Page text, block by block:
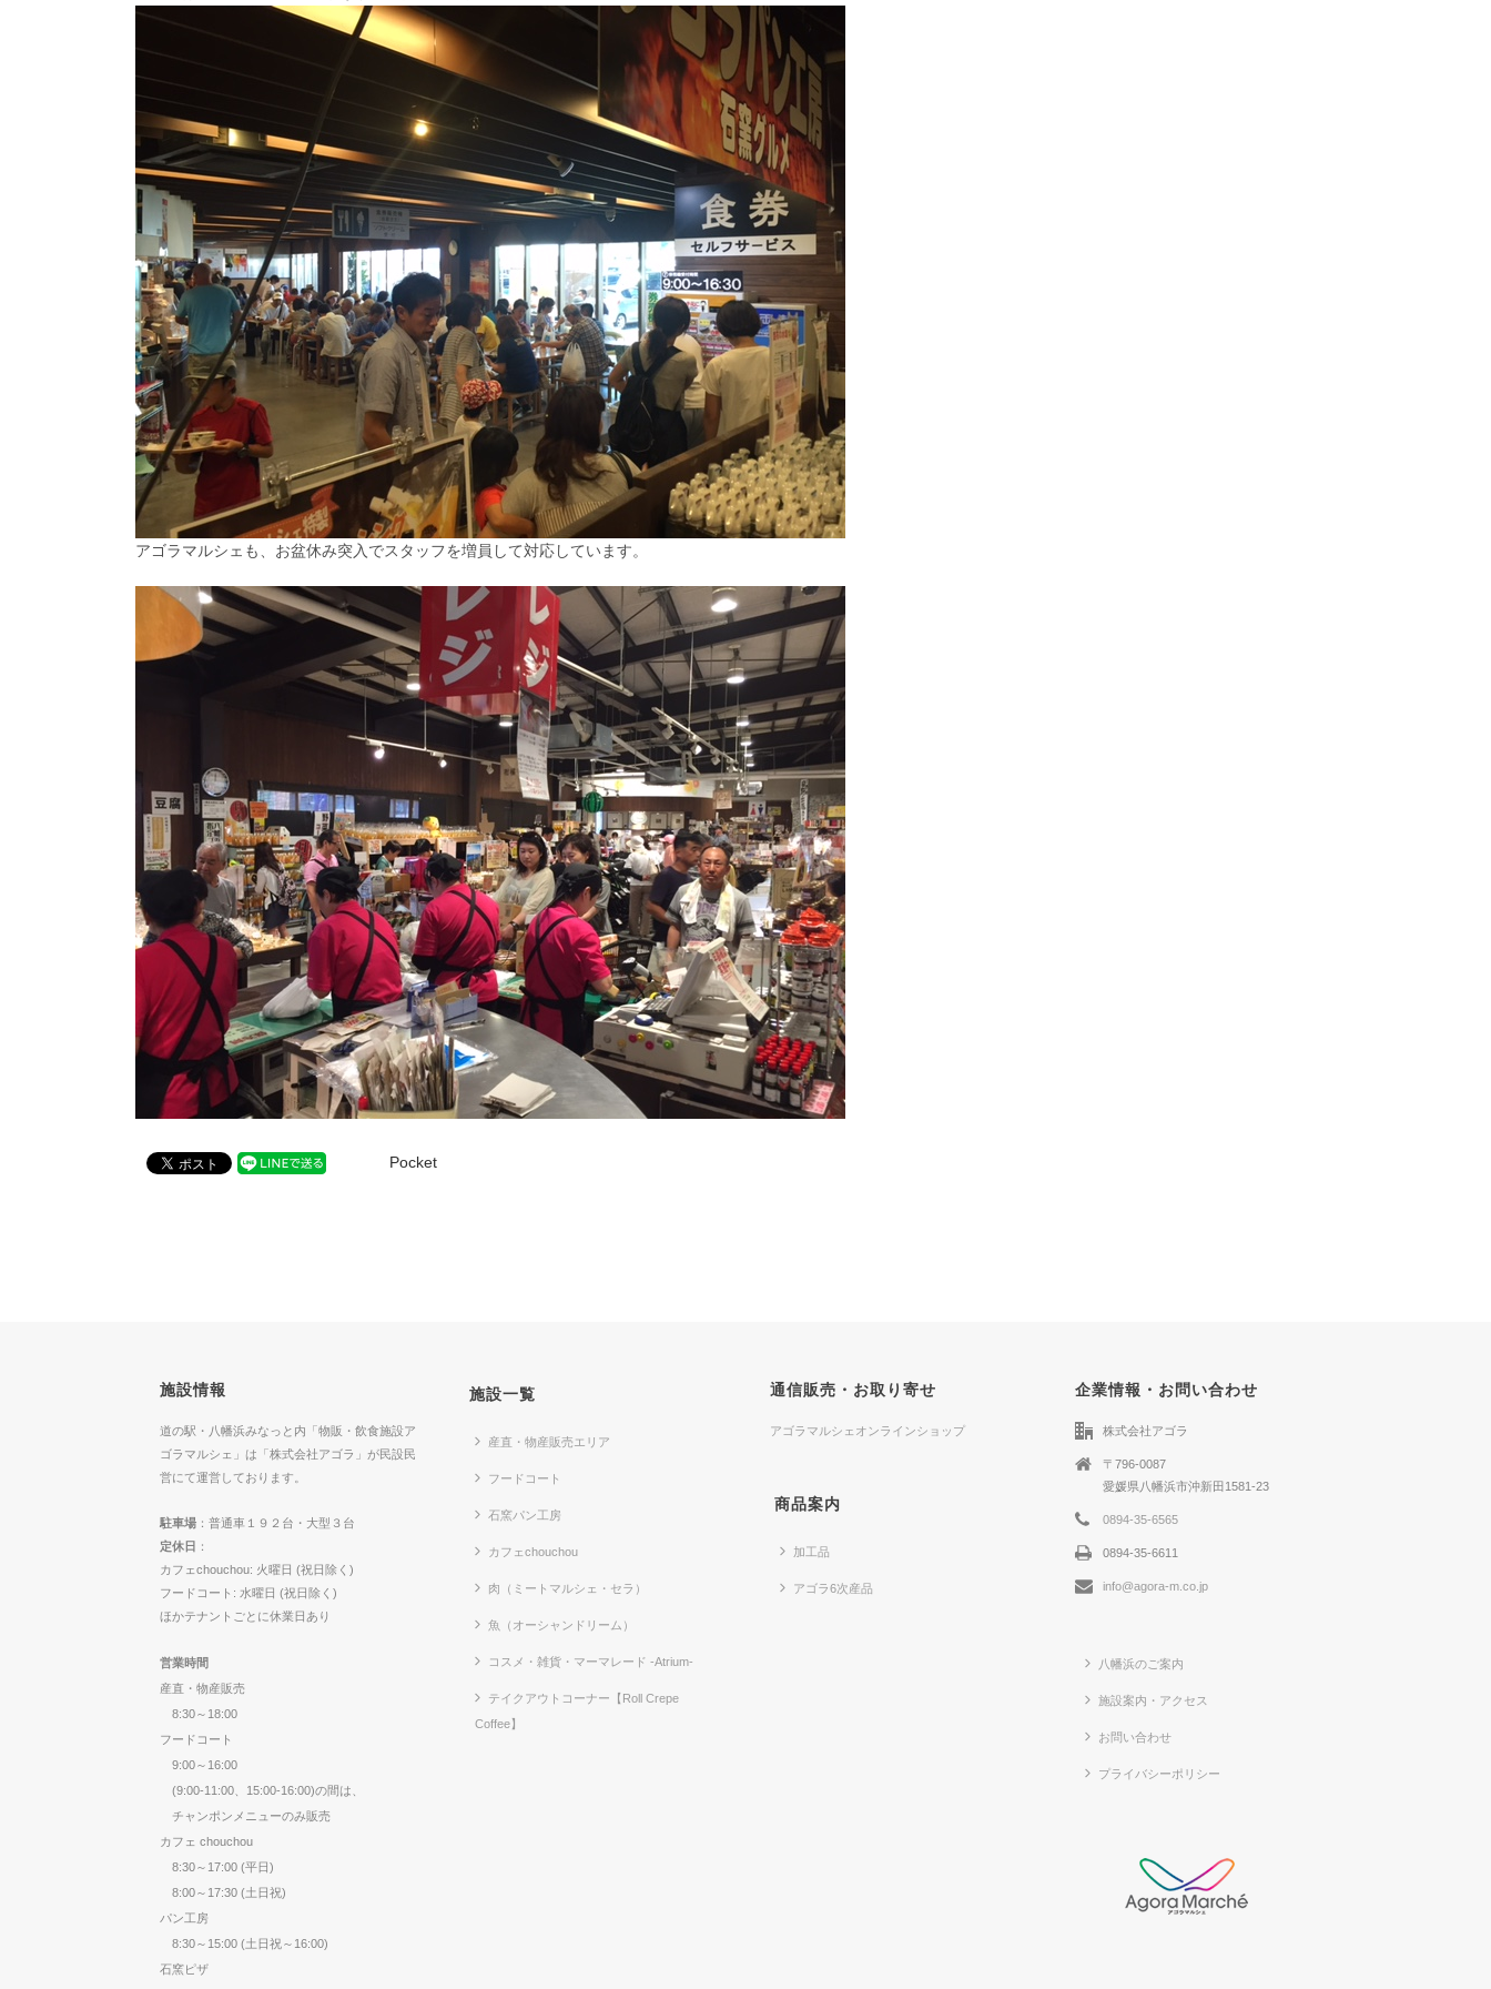
アゴラマルシェも、 お盆休み突入でスタッフを増員して対応しています。
Pocket
施設情報
道の駅・八幡浜みなっと内「物販・飲食施設ア
ゴラマルシェ」は「株式会社アゴラ」が民設民
営にて運営しております。
駐車場 ：普通車１９２台・大型３台
定休日 ：
カフェchouchou: 火曜日 (祝日除く)
フードコート: 水曜日 (祝日除く)
ほかテナントごとに休業日あり
営業時間
産直・物産販売
8:30～18:00
フードコート
9:00～16:00
(9:00-11:00、15:00-16:00)の間は、
チャンポンメニューのみ販売
カフェ chouchou
8:30～17:00 (平日)
8:00～17:30 (土日祝)
パン工房
8:30～15:00 (土日祝～16:00)
石窯ピザ
施設一覧
産直・物産販売エリア
フードコート
石窯パン工房
カフェchouchou
肉（ミートマルシェ・セラ）
魚（オーシャンドリーム）
コスメ・雑貨・マーマレード -Atrium-
テイクアウトコーナー【Roll Crepe
Coffee】
通信販売・お取り寄せ
アゴラマルシェオンラインショップ
商品案内
加工品
アゴラ6次産品
企業情報・お問い合わせ
株式会社アゴラ
〒796-0087
愛媛県八幡浜市沖新田1581-23
0894-35-6565
0894-35-6611
info@agora-m.co.jp
八幡浜のご案内
施設案内・アクセス
お問い合わせ
プライバシーポリシー